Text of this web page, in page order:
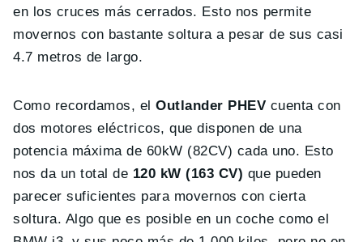
en los cruces más cerrados. Esto nos permite
movernos con bastante soltura a pesar de sus casi
4.7 metros de largo.
Como recordamos, elOutlander PHEV cuenta con
dos motores eléctricos, que disponen de una
potencia máxima de 60kW (82CV) cada uno. Esto
nos da un total de 120 kW (163 CV) que pueden
parecer suficientes para movernos con cierta
soltura. Algo que es posible en un coche como el